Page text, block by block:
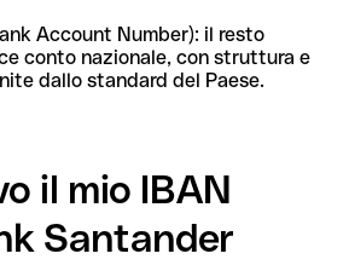
Account Number): il resto
conto nazionale, con struttura e
dallo standard del Paese.
il mio IBAN
Santander